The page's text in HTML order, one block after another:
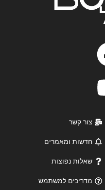
צור קשר
חדשות ומאמרים
שאלות נפוצות
מדריכים למשתמש